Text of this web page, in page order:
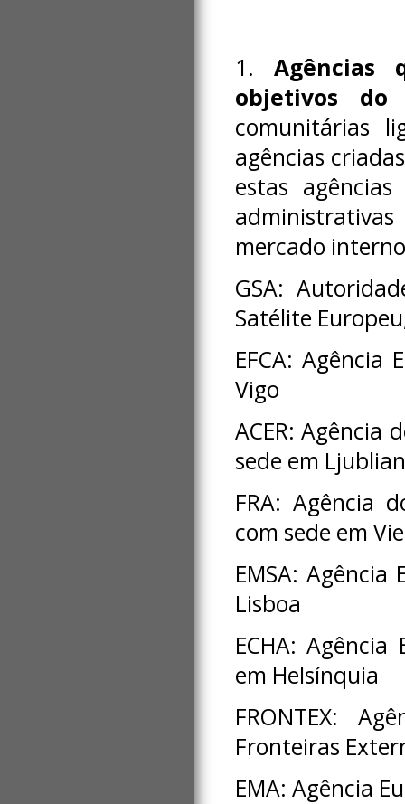
1.Agências
objetivos do
comunitárias
agências
estas
mercado
GSA:
Satélite
EFCA: Agência
Vigo
ACER: Agência
sede em
FRA: Agência
com sede em
EMSA:
Lisboa
ECHA:
em Helsínquia
FRONTEX:
Fronteiras
EMA: Agência